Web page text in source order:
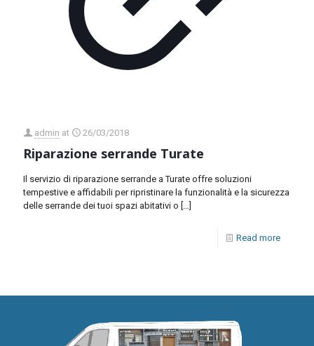
admin at 26/03/2018
Riparazione serrande Turate
Il servizio di riparazione serrande a Turate offre soluzioni
tempestive e affidabili per ripristinare la funzionalità e la sicurezza
delle serrande dei tuoi spazi abitativi o
Read more